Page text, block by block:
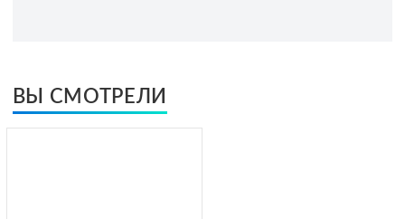
ВЫ СМОТРЕЛИ